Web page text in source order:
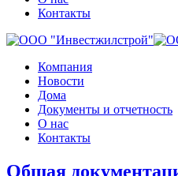
Контакты
Компания
Новости
Дома
Документы и отчетность
О нас
Контакты
Общая